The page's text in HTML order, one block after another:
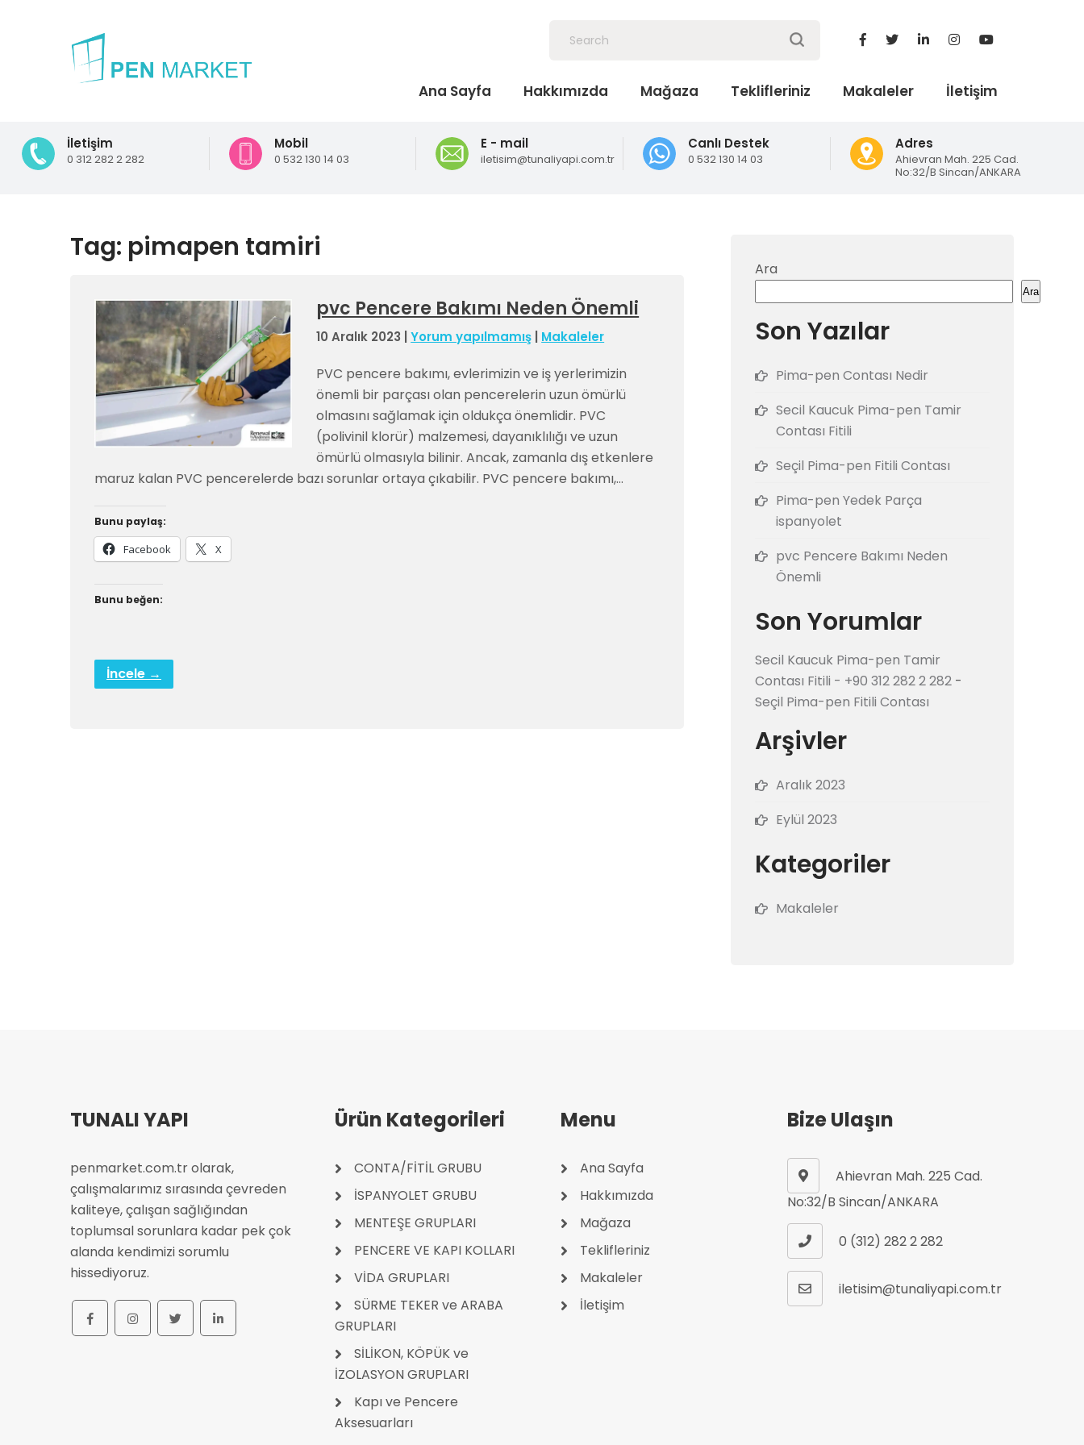
Ana Sayfa Hakkımızda Mağaza Teklifleriniz Makaleler İletişim
İletişim
0 312 282 2 282
Mobil
0 532 130 14 03
E - mail
iletisim@tunaliyapi.com.tr
Canlı Destek
0 532 130 14 03
Adres
Ahievran Mah. 225 Cad.
No:32/B Sincan/ANKARA
Tag: pimapen tamiri
pvc Pencere Bakımı Neden Önemli
10 Aralık 2023 |Yorum yapılmamış Makaleler
PVC pencere bakımı, evlerimizin ve iş yerlerimizin
önemli bir parçası olan pencerelerin uzun ömürlü
olmasını sağlamak için oldukça önemlidir. PVC
(polivinil klorür) malzemesi, dayanıklılığı ve uzun
ömürlü olmasıyla bilinir. Ancak, zamanla dış etkenlere
maruz kalan PVC pencerelerde bazı sorunlar ortaya çıkabilir. PVC pencere bakımı,…
Bunu paylaş:
Facebook X
Bunu beğen:
İncele →
Ara
Ara
Son Yazılar
Pima-pen Contası Nedir
Secil Kaucuk Pima-pen Tamir
Contası Fitili
Seçil Pima-pen Fitili Contası
Pima-pen Yedek Parça
ispanyolet
pvc Pencere Bakımı Neden
Önemli
Son Yorumlar
Secil Kaucuk Pima-pen Tamir
Contası Fitili - +90 312 282 2 282 -
Seçil Pima-pen Fitili Contası
Arşivler
Aralık 2023
Eylül 2023
Kategoriler
Makaleler
TUNALI YAPI
penmarket.com.tr olarak,
çalışmalarımız sırasında çevreden
kaliteye, çalışan sağlığından
toplumsal sorunlara kadar pek çok
alanda kendimizi sorumlu
hissediyoruz.
Ürün Kategorileri
CONTA/FİTİL GRUBU
İSPANYOLET GRUBU
MENTEŞE GRUPLARI
PENCERE VE KAPI KOLLARI
VİDA GRUPLARI
SÜRME TEKER ve ARABA
GRUPLARI
SİLİKON, KÖPÜK ve
İZOLASYON GRUPLARI
Kapı ve Pencere
Aksesuarları
Menu
Ana Sayfa
Hakkımızda
Mağaza
Teklifleriniz
Makaleler
İletişim
Bize Ulaşın
Ahievran Mah. 225 Cad.
No:32/B Sincan/ANKARA
0 (312) 282 2 282
iletisim@tunaliyapi.com.tr